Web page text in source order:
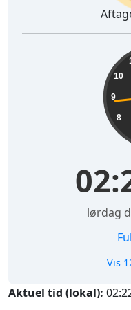
8
9
10
lørdag
Vis
Aktuel tid (lokal):